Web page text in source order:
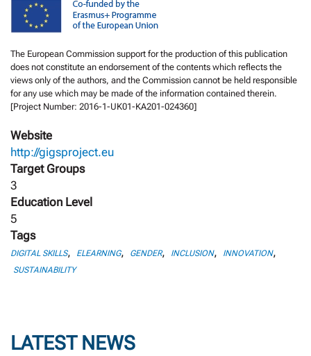
The European Commission support for the production of this publication
does not constitute an endorsement of the contents which reflects the
views only of the authors, and the Commission cannot be held responsible
for any use which may be made of the information contained therein.
[Project Number: 2016-1-UK01-KA201-024360]
Website
http://gigsproject.eu
Target Groups
3
Education Level
5
Tags
DIGITAL SKILLS, ELEARNING, GENDER, INCLUSION, INNOVATION,
SUSTAINABILITY
LATEST NEWS